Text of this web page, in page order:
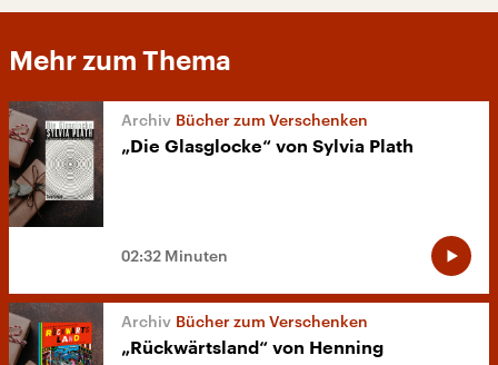
Mehr zum Thema
Bücher zum Verschenken
„Die Glasglocke“ von Sylvia Plath
02:32 Minuten
Bücher zum Verschenken
„Rückwärtsland“ von Henning